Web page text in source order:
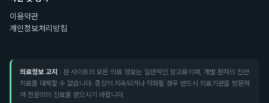
이용약관
개인정보처리방침
의료정보 고지 · 본 사이트의 모든 의료 정보는 일반적인 참고용이며, 개별 환자의 진단·
치료를 대체할 수 없습니다. 증상이 지속되거나 악화될 경우 반드시 의료기관을 방문하
여 전문의의 진료를 받으시기 바랍니다.